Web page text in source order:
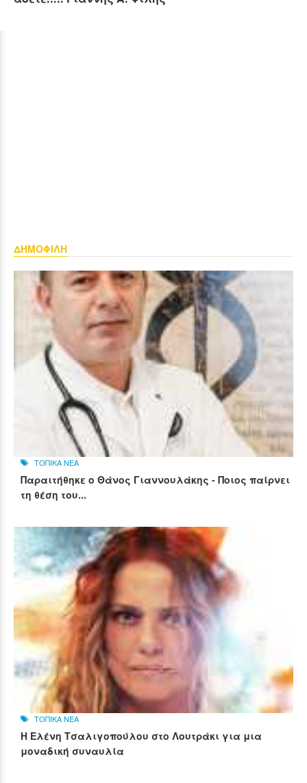
ΔΗΜΟΦΙΛΗ
ΤΟΠΙΚΑ ΝΕΑ
Παραιτήθηκε ο Θάνος Γιαννουλάκης - Ποιος παίρνει
τη θέση του...
ΤΟΠΙΚΑ ΝΕΑ
Η Ελένη Τσαλιγοπούλου στο Λουτράκι για μια
μοναδική συναυλία